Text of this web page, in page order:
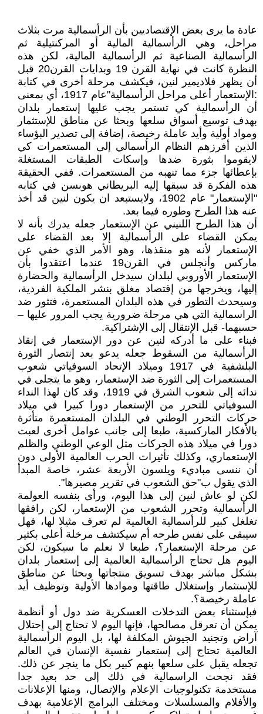
عادة ما يرى بعض الإقتصاديين بأن الرأسمالية مرت بثلاث
مراحل، وهي الرأسمالية المالية أو المركنتيلية ثم
الرأسمالية الصناعية ثم الرأسمالية المالية، لكن هذه
النظرة كانت في نهاية القرن 19 وبدايات القرن20 قبل
أن يظهر فلاديمير لنين، فيكشف مرحلة أخرى في كتابة
:الإستعمار أعلى مراحل الرأسمالية"عام 1917، أي بمعنى
أن الرأسمالية كي تستمر يجب عليها إستعمار بلدان
بهدف توسيع أسواق سلعها وبحثا عن مناطق للإستثمار
ومواد أولية وأيد عاملة رخيصة، إضافة إلى تصدير البؤساء
الذين أفرزهم النظام الرأسمالي إلى المستعمرات كي
لايقوموا بثورة ضدها وإسكات الطبقات المستغلة
بإعطائها جزء مما تنهبه من المستعمرات. ففي الحقيقة
هذه الفكرة قد سبقها إليه البريطاني هوبسن في كتابه
"الإستعمار" عام 1902، ولايستبعد ان يكون لنين قد أخذ
عنه هذا الطرح وطوره فيما بعد.
أن هذا الطرح اللنيني عن الإستعمار جعله يدرك بأنه لا
يمكن القضاء على الرأسمالية إلا بعد القضاء على
الإستعمار لأنه هو منقذها، وهو الأمر الذي خفي عن
ماركس وأنجلس في القرن19 عندما اعتقدوا بأن
الإستعمار الأوروبي لبلدان سيدخل الرأسمالية والحضارة
إليها، ويخرجها من إقتصاد مغلق بنشر الملكية الفردية،
وسيحدث التطور في هذه البلدان المستعمرة، فتثور ضد
الراسمالية التي هي مرحلة ضرورية يجب المرور عليها –
حسبهما- قبل الإنتقال إلى الإشتراكية.
فبناء على ما أدركه لنين عن دور الإستعمار في إنقاذ
الرأسمالية من السقوط جعله يدعو بعد إنتصار الثورة
البلشفية في 1917 وميلاد الإتحاد السوفياتي شعوب
المستعمرات إلى الثورة ضد الإستعمار، وهو ما يتجلى في
ندائه إلى شعوب الشرق في 1919، وقد كان لهذا النداء
السوفياتي للتحرر من الإستعمار دورا كبيرا في ميلاد
حركات التحرر الوطني في البلدان المستعمرة متأثرة
بالأفكار الماركسية، طبعا إلى جانب عوامل أخرى لعبت
دورا في ميلاد هذه الحركات مثل الوعي الوطني والظلم
الإستعماري، وكذلك تأثيرات الحرب العالمية الأولى دون
أن ننسى مباديء ويلسون الأربعة عشر، خاصة المبدأ
الذي يقول ب"حق الشعوب في تقرير مصيرها".
لكن لو عاش لنين إلى هذا اليوم، ورأى بنفسه العولمة
الرأسمالية وتحرر الشعوب من الإستعمار، لكن رافقها
تغلغل كبير للرأسمالية العالمية لم تعرف مثيلا لها، فهل
سيبقى على نفس طرحه أم سيكتشف مرخلة أعلى بكثير
عن مرحلة الإستعمار؟، طبعا لا نعلم ما سيكون، لكن
اليوم هل تحتاج الرأسمالية العالمية إلى إستعمار بلدان
بشكل مباشر بهدف تسويق منتجاتها وبحثا عن مناطق
للإستثمار وإستغلال طاقتها وموادها الأولية وتوظيف أيد
عاملة رخيصة؟.
فبإستثناء بعض التدخلات العسكرية ضد دول أو أنظمة
يمكن أن تعرقل مصالحها، فإنها اليوم لا تحتاج إلى إحتلال
آراض وتجنيد الجيوش المكلفة لها، بل اليوم الرأسمالية
العالمية تحتاج إلى إستعمار نفسية الإنسان في العالم
تجعله يقبل على سلعها بنهم كبير بكل ما ينجر عن ذلك.
فقد نجحت الراسمالية في ذلك إلى حد بعيد جدا
مستخدمة تكنولوجيات الإعلام والإتصال، ومنها الإعلانات
والأفلام والمسلسلات ومختلف البرامج الإعلامية بهدف